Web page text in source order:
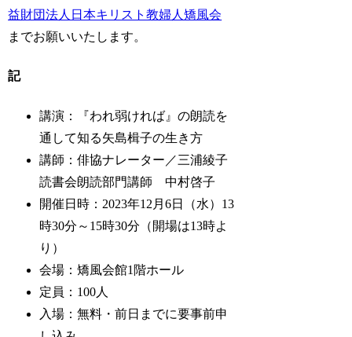
益財団法人日本キリスト教婦人矯風会
までお願いいたします。
記
講演：『われ弱ければ』の朗読を
通して知る矢島楫子の生き方
講師：俳協ナレーター／三浦綾子
読書会朗読部門講師 中村啓子
開催日時：2023年12月6日（水）13
時30分～15時30分（開場は13時よ
り）
会場：矯風会館1階ホール
定員：100人
入場：無料・前日までに要事前申